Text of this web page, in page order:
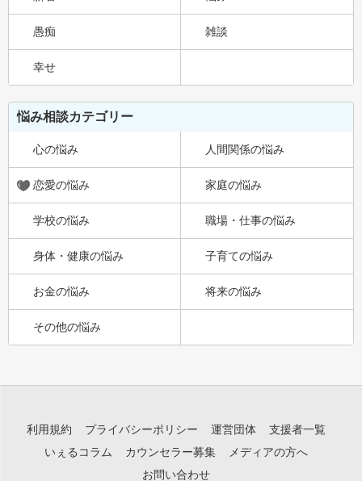
愚痴 雑談
幸せ
悩み相談カテゴリー
心の悩み 人間関係の悩み
恋愛の悩み 家庭の悩み
学校の悩み 職場・仕事の悩み
身体・健康の悩み 子育ての悩み
お金の悩み 将来の悩み
その他の悩み
利用規約 プライバシーポリシー 運営団体
支援者一覧
いぇるコラム
カウンセラー募集
メディアの方へ
お問い合わせ